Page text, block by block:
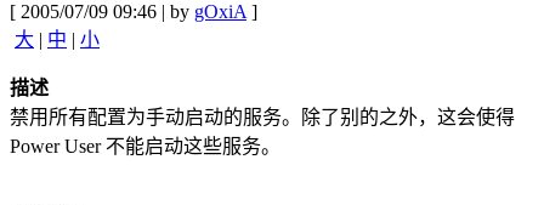
[ 2005/07/09 09:46 | by gOxiA]
大 | 中 | 小
描述
禁用所有配置为手动启动的服务。除了别的之外，这会使得
Power User 不能启动这些服务。